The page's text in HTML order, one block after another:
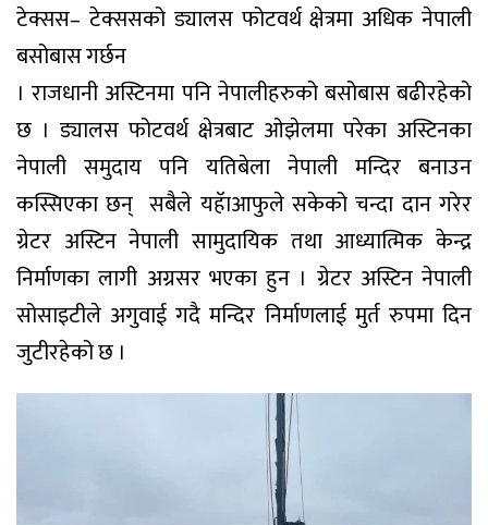
टेक्सस– टेक्ससको ड्यालस फोटवर्थ क्षेत्रमा अधिक नेपाली
बसोबास गर्छन
। राजधानी अस्टिनमा पनि नेपालीहरुको बसोबास बढीरहेको
छ । ड्यालस फोटवर्थ क्षेत्रबाट ओझेलमा परेका अस्टिनका
नेपाली समुदाय पनि यतिबेला नेपाली मन्दिर बनाउन
कस्सिएका छन् सबैले यहॅाआफुले सकेको चन्दा दान गरेर
ग्रेटर अस्टिन नेपाली सामुदायिक तथा आध्यात्मिक केन्द्र
निर्माणका लागी अग्रसर भएका हुन । ग्रेटर अस्टिन नेपाली
सोसाइटीले अगुवाई गदै मन्दिर निर्माणलाई मुर्त रुपमा दिन
जुटीरहेको छ ।